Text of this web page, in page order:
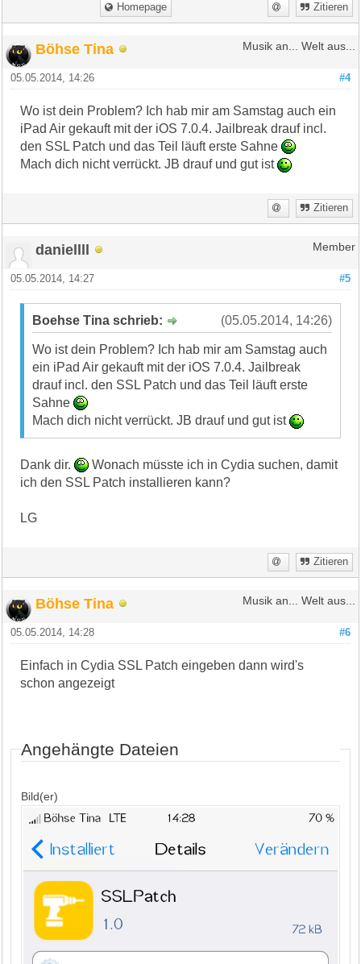
Homepage Zitieren
Böhse Tina Musik an... Welt aus...
#4
05.05.2014, 14:26
Wo ist dein Problem? Ich hab mir am Samstag auch ein
iPad Air gekauft mit der iOS 7.0.4. Jailbreak drauf incl.
den SSL Patch und das Teil läuft erste Sahne
Mach dich nicht verrückt. JB drauf und gut ist
Zitieren
daniellll Member
#5
05.05.2014, 14:27
(05.05.2014, 14:26)
Boehse Tina schrieb:
Wo ist dein Problem? Ich hab mir am Samstag auch
ein iPad Air gekauft mit der iOS 7.0.4. Jailbreak
drauf incl. den SSL Patch und das Teil läuft erste
Sahne
Mach dich nicht verrückt. JB drauf und gut ist
Dank dir.
Wonach müsste ich in Cydia suchen, damit
ich den SSL Patch installieren kann?
LG
Zitieren
Böhse Tina Musik an... Welt aus...
#6
05.05.2014, 14:28
Einfach in Cydia SSL Patch eingeben dann wird's
schon angezeigt
Angehängte Dateien
Bild(er)